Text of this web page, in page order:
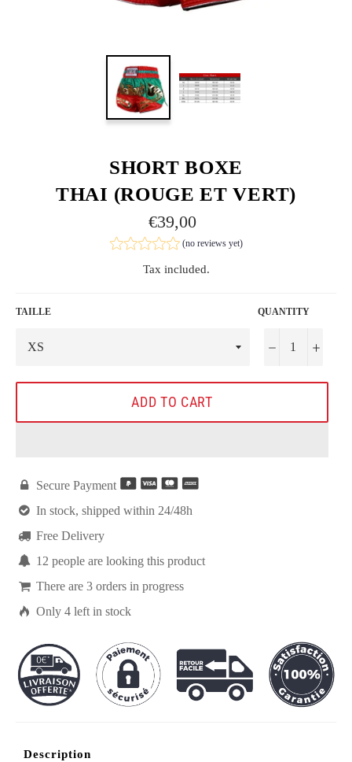
SHORT BOXE
THAI (ROUGE ET VERT)
Regular
price
€39,00
(no reviews yet)
Tax included.
TAILLE QUANTITY
− +
ADD TO CART
 Secure Payment
 In stock, shipped within 24/48h
 Free Delivery
 12 people are looking this product
 There are3 orders in progress
 Only4 left in stock
Description